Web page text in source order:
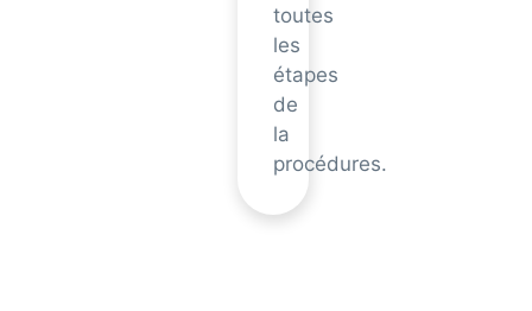
toutes
les
étapes
de
la
procédures.